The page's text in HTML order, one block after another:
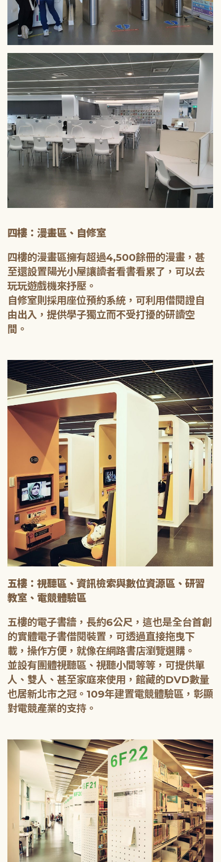
四樓：漫畫區、自修室
四樓的漫畫區擁有超過4,500餘冊的漫畫，甚
至還設置陽光小屋讓讀者看書看累了，可以去
玩玩遊戲機來抒壓。
自修室則採用座位預約系統，可利用借閱證自
由出入，提供學子獨立而不受打擾的研讀空
間。
五樓：視聽區、資訊檢索與數位資源區、研習
教室、電競體驗區
五樓的電子書牆，長約6公尺，這也是全台首創
的實體電子書借閱裝置，可透過直接拖曳下
載，操作方便，就像在網路書店瀏覽選購。
並設有團體視聽區、視聽小間等等，可提供單
人、雙人、甚至家庭來使用，館藏的DVD數量
也居新北市之冠。109年建置電競體驗區，彰顯
對電競產業的支持。